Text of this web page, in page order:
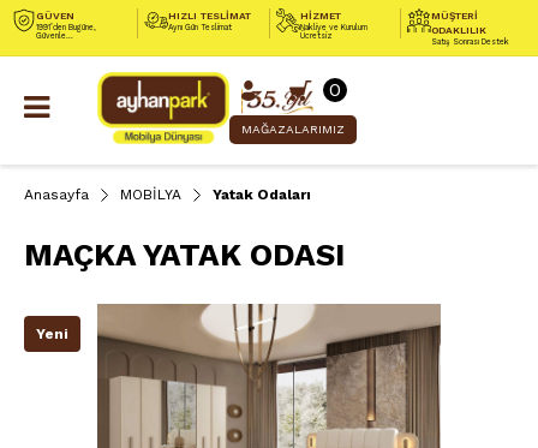
GÜVEN
1991’den Bugüne,
Güvenle...
HIZLI TESLİMAT
Aynı Gün Teslimat
HİZMET
Nakliye ve Kurulum
Ücretsiz
MÜŞTERİ
ODAKLILIK
Satış Sonrası Destek
0
MAĞAZALARIMIZ
Anasayfa MOBİLYA Yatak Odaları
MAÇKA YATAK ODASI
Yeni